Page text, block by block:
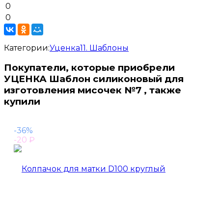
0
0
Категории:Уценка11. Шаблоны
Покупатели, которые приобрели
УЦЕНКА Шаблон силиконовый для
изготовления мисочек №7 , также
купили
-36%
-20 ₽